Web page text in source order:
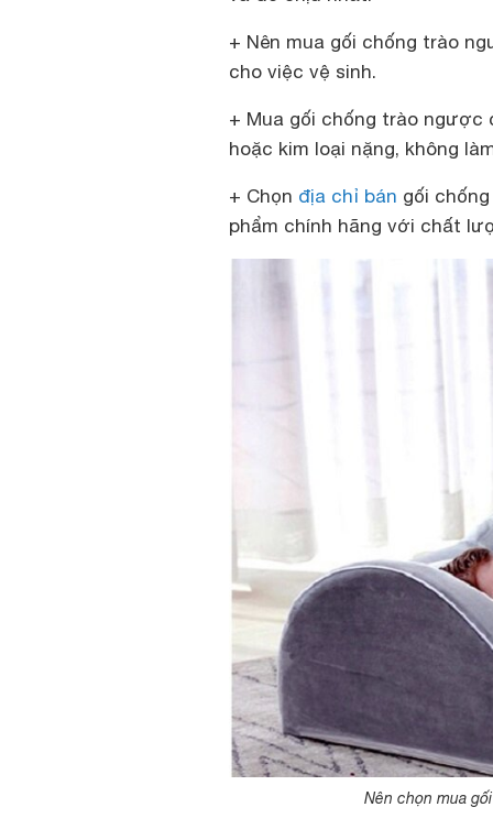
+ Nên mua gối chống trào
cho việc vệ sinh.
+ Mua gối chống trào
hoặc kim loại nặng, không
+ Chọn địa chỉ bán gối
phẩm chính hãng với chất
Nên chọn mua